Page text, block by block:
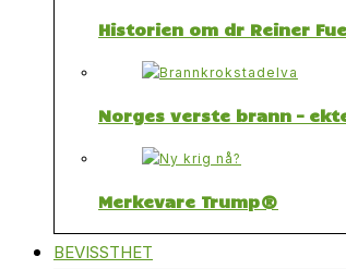
Historien om dr Reiner
Norges verste brann –
Merkevare Trump®
BEVISSTHET